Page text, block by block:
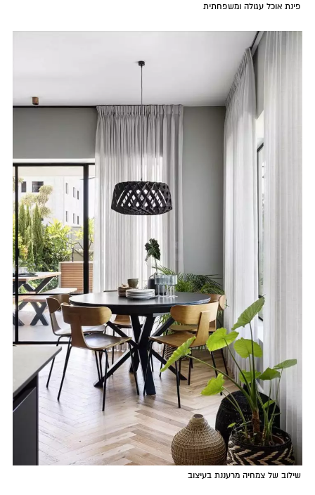
פינת אוכל עגולה ומשפחתית
שילוב של צמחיה מרעננת בעיצוב